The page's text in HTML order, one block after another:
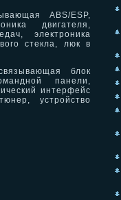
ABS/ESP,
двигателя,
электроника
стекла, люк в
блок
панели,
интерфейс
устройство